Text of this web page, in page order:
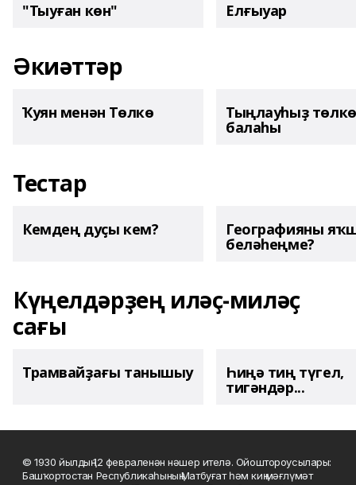
"Тыуған көн" Елғыуар
Әкиәттәр
Ҡуян менән Төлкө Тыңлауһыҙ төлкө
балаһы
Тестар
Кемдең дуҫы кем? Географияны
беләһеңме?
Күңелдәрҙең иләҫ-миләҫ
сағы
Трамвайҙағы танышыу Һиңә тиң түгел,
тигәндәр...
© 1930 йылдың 12 февраленән нәшер ителә. Ойоштороусылары:
Башҡортостан Республикаһының Матбуғат һәм киң мәғлүмәт